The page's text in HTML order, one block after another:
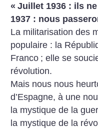
« Juillet 1936 : ils
1937 : nous
La militarisation des
populaire : la
Franco ; elle se
révolution.
Mais nous nous
d’Espagne, à une
la mystique de la
la mystique de la